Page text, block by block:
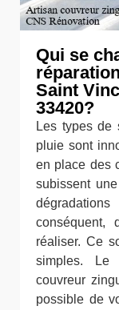
Qui se
Saint
33420?
Les types de
pluie sont
en place des
subissent
conséquent,
réaliser. Ce
simples. Le
couvreur
possible de